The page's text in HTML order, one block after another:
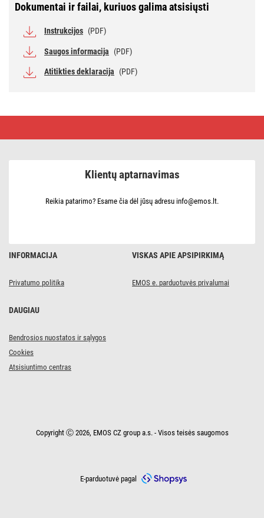
Dokumentai ir failai, kuriuos galima atsisiųsti
Instrukcijos (PDF)
Saugos informacija (PDF)
Atitikties deklaracija (PDF)
INFORMACIJA
Privatumo politika
VISKAS APIE APSIPIRKIMĄ
EMOS e. parduotuvės privalumai
DAUGIAU
Bendrosios nuostatos ir sąlygos
Cookies
Atsisiuntimo centras
Klientų aptarnavimas
Reikia patarimo? Esame čia dėl jūsų adresu info@emos.lt.
Copyright Ⓒ 2026, EMOS CZ group a.s. - Visos teisės saugomos
E-parduotuvė pagal